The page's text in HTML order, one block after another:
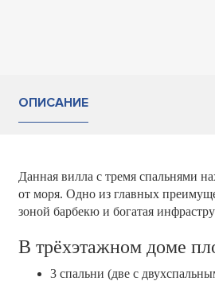
ОПИСАНИЕ
Данная вилла с тремя спальнями
от моря. Одно из главных
зоной барбекю и богатая
В трёхэтажном доме
3 спальни (две c